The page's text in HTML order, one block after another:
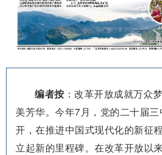
编者按 ：改革开放成就万众
美芳华。今年7月，党的二十届
开，在推进中国式现代化的新征
立起新的里程碑。在改革开放以